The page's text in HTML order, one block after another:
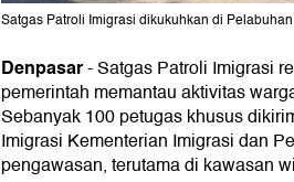
Satgas Patroli Imigrasi dikukuhkan di
Denpasar-Satgas Patroli Imigrasi
pemerintah memantau aktivitas
Sebanyak 100 petugas khusus
Imigrasi Kementerian Imigrasi dan
pengawasan, terutama di kawasan